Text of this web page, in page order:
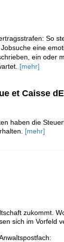
So
eine
ein oder
[mehr]
et Caisse
haben die
[mehr]
zukommt.
sich im Vorfeld